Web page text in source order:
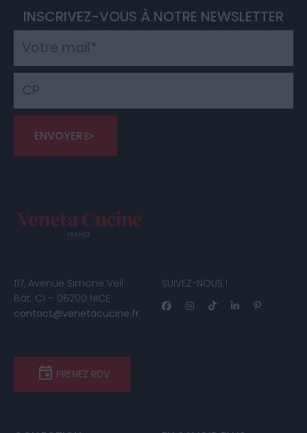
INSCRIVEZ-VOUS À NOTRE NEWSLETTER
ENVOYER
117, Avenue Simone Veil
Bât. C1 – 06200 NICE
contact@venetacucine.fr
SUIVEZ-NOUS !
PRENEZ RDV